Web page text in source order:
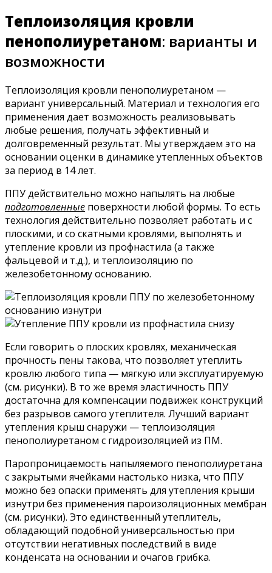
Теплоизоляция кровли
пенополиуретаном: варианты и
возможности
Теплоизоляция кровли пенополиуретаном —
вариант универсальный. Материал и технология его
применения дает возможность реализовывать
любые решения, получать эффективный и
долговременный результат. Мы утверждаем это на
основании оценки в динамике утепленных объектов
за период в 14 лет.
ППУ действительно можно напылять на любые
подготовленные поверхности любой формы. То есть
технология действительно позволяет работать и с
плоскими, и со скатными кровлями, выполнять и
утепление кровли из профнастила (а также
фальцевой и т.д.), и теплоизоляцию по
железобетонному основанию.
Если говорить о плоских кровлях, механическая
прочность пены такова, что позволяет утеплить
кровлю любого типа — мягкую или эксплуатируемую
(см. рисунки). В то же время эластичность ППУ
достаточна для компенсации подвижек конструкций
без разрывов самого утеплителя. Лучший вариант
утепления крыш снаружи — теплоизоляция
пенополиуретаном с гидроизоляцией из ПМ.
Паропроницаемость напыляемого пенополиуретана
с закрытыми ячейками настолько низка, что ППУ
можно без опаски применять для утепления крыши
изнутри без применения пароизоляционных мембран
(см. рисунки). Это единственный утеплитель,
обладающий подобной универсальностью при
отсутствии негативных последствий в виде
конденсата на основании и очагов грибка.